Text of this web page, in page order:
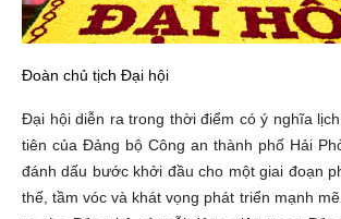
Đoàn chủ tịch Đại hội
Đại hội diễn ra trong thời điểm có ý nghĩa
tiên của Đảng bộ Công an thành phố Hải
đánh dấu bước khởi đầu cho một giai đoạn
thế, tầm vóc và khát vọng phát triển mạnh